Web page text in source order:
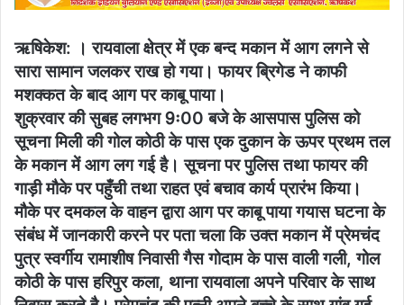
ऋषिकेश: । रायवाला क्षेत्र में एक बन्द मकान में आग लगने से
सारा सामान जलकर राख हो गया। फायर ब्रिगेड ने काफी
मशक्कत के बाद आग पर काबू पाया।
शुक्रवार की सुबह लगभग 9ः00 बजे के आसपास पुलिस को
सूचना मिली की गोल कोठी के पास एक दुकान के ऊपर प्रथम तल
के मकान में आग लग गई है। सूचना पर पुलिस तथा फायर की
गाड़ी मौके पर पहुँची तथा राहत एवं बचाव कार्य प्रारंभ किया।
मौके पर दमकल के वाहन द्वारा आग पर काबू पाया गयास घटना के
संबंध में जानकारी करने पर पता चला कि उक्त मकान में प्रेमचंद
पुत्र स्वर्गीय रामाशीष निवासी गैस गोदाम के पास वाली गली, गोल
कोठी के पास हरिपुर कला, थाना रायवाला अपने परिवार के साथ